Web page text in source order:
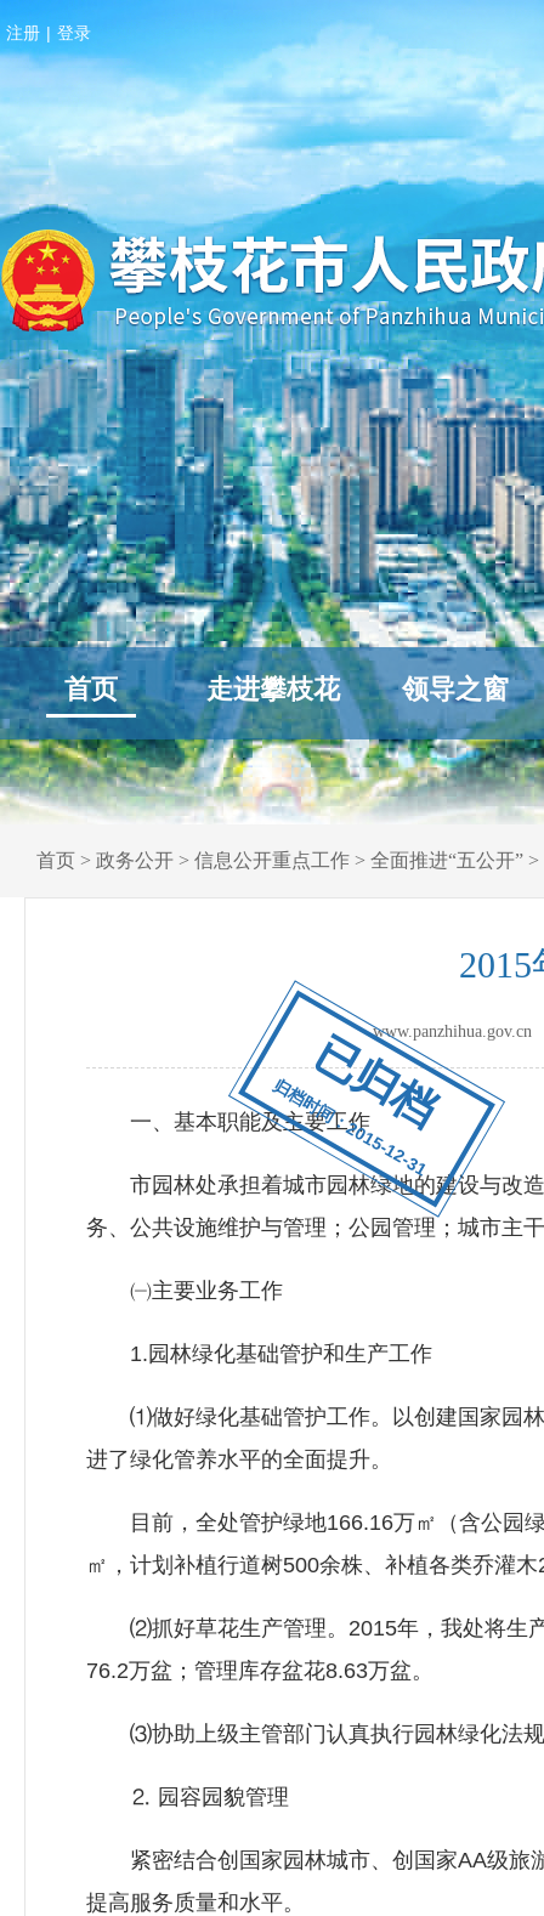
已归档
归档时间：2015-12-31
注册 | 登录
首页 走进攀枝花 领导之窗
首页 > 政务公开 > 信息公开重点工作 > 全面推进“五公开” >
一、基本职能及主要工作
市园林处承担着城市园林绿地的建设与改造
务、公共设施维护与管理；公园管理；城市主
㈠主要业务工作
1.园林绿化基础管护和生产工作
⑴做好绿化基础管护工作。以创建国家园林
进了绿化管养水平的全面提升。
目前，全处管护绿地166.16万㎡（含公园绿
㎡，计划补植行道树500余株、补植各类乔灌
⑵抓好草花生产管理。2015年，我处将生产
76.2万盆；管理库存盆花8.63万盆。
⑶协助上级主管部门认真执行园林绿化法规
⒉ 园容园貌管理
紧密结合创国家园林城市、创国家AA级旅
提高服务质量和水平。